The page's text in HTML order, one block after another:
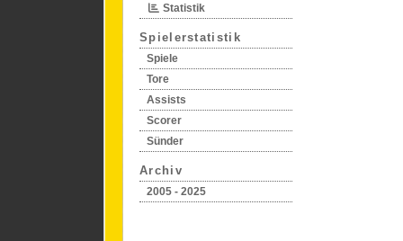
Statistik
Spielerstatistik
Spiele
Tore
Assists
Scorer
Sünder
Archiv
2005 - 2025